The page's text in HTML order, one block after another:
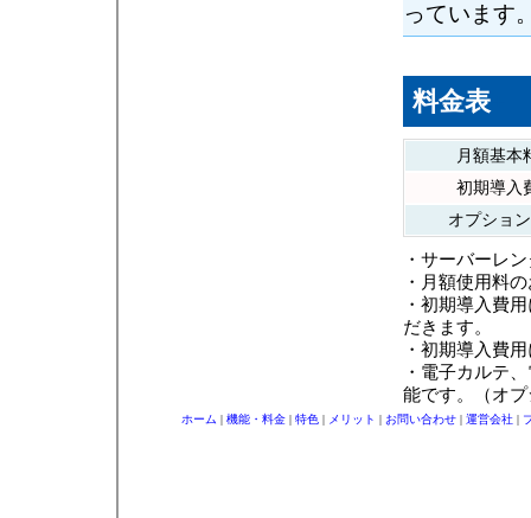
っています
料金表
月額基本
初期導入
オプショ
・サーバーレ
・月額使用料
・初期導入費
だきます。
・初期導入費
・電子カルテ
能です。（オ
ホーム | 機能・料金 | 特色 | メリット | お問い合わせ | 運営会社 |